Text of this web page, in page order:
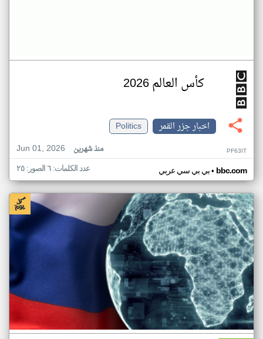
كأس العالم 2026
اخبار جزر القمر
Politics
Jun 01, 2026
منذ شهرين PF63IT
بي بي سي عربي• bbc.com عدد الكلمات: ٦ الصور: ٢٥